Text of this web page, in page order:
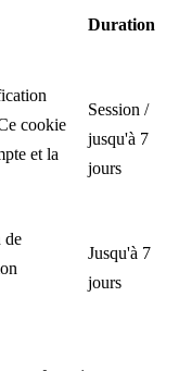
Duration
cookie
et la
Session /
jusqu'à 7
jours
de
Jusqu'à 7
jours